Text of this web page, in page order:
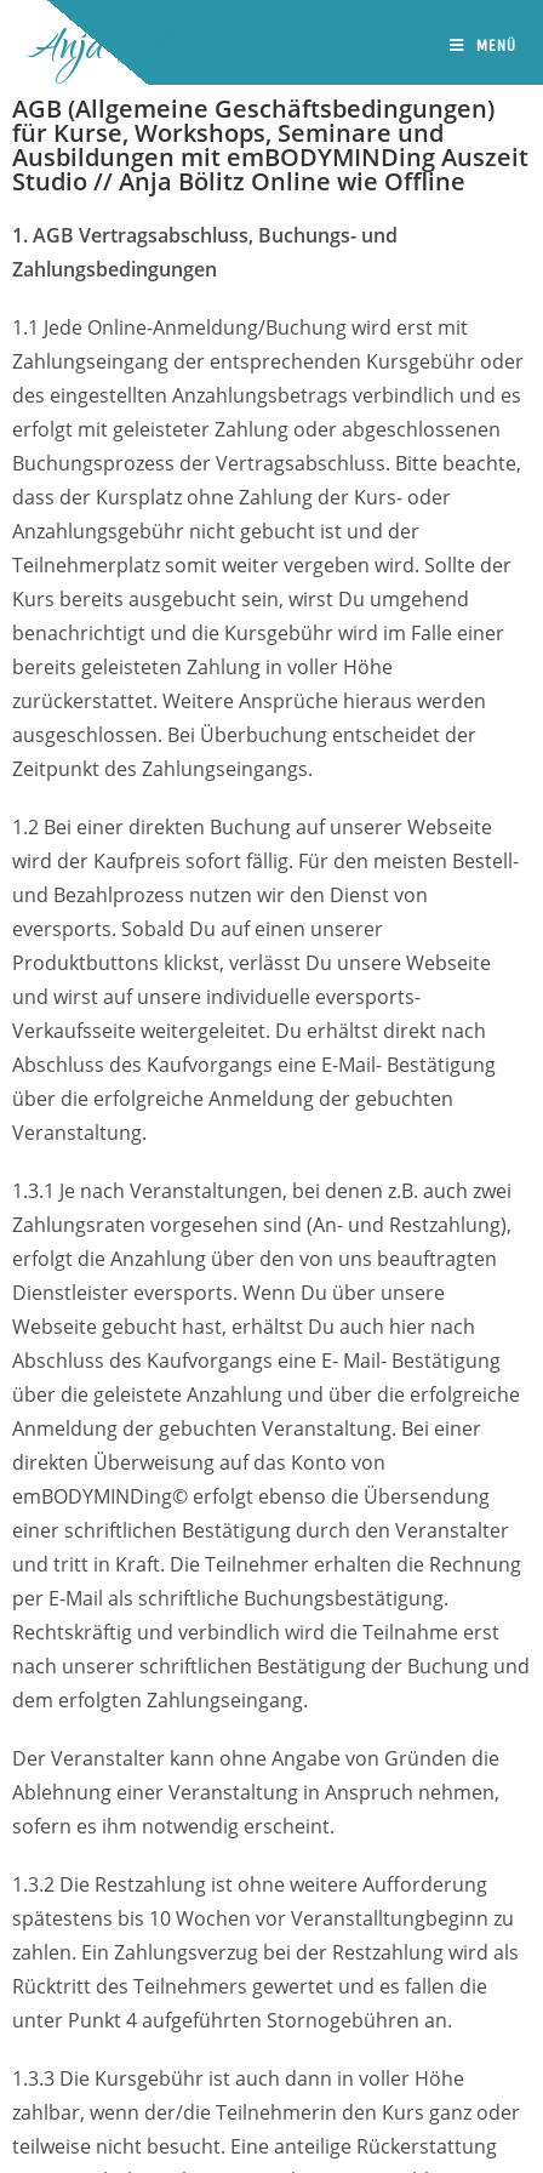
Anja Bölitz MENÜ
AGB (Allgemeine Geschäftsbedingungen)
für Kurse, Workshops, Seminare und
Ausbildungen mit emBODYMINDing Auszeit
Studio // Anja Bölitz Online wie Offline​
1. AGB Vertragsabschluss, Buchungs- und
Zahlungsbedingungen
1.1 Jede Online-Anmeldung/Buchung wird erst mit
Zahlungseingang der entsprechenden Kursgebühr oder
des eingestellten Anzahlungsbetrags verbindlich und es
erfolgt mit geleisteter Zahlung oder abgeschlossenen
Buchungsprozess der Vertragsabschluss. Bitte beachte,
dass der Kursplatz ohne Zahlung der Kurs- oder
Anzahlungsgebühr nicht gebucht ist und der
Teilnehmerplatz somit weiter vergeben wird. Sollte der
Kurs bereits ausgebucht sein, wirst Du umgehend
benachrichtigt und die Kursgebühr wird im Falle einer
bereits geleisteten Zahlung in voller Höhe
zurückerstattet. Weitere Ansprüche hieraus werden
ausgeschlossen. Bei Überbuchung entscheidet der
Zeitpunkt des Zahlungseingangs.
1.2 Bei einer direkten Buchung auf unserer Webseite
wird der Kaufpreis sofort fällig. Für den meisten Bestell-
und Bezahlprozess nutzen wir den Dienst von
eversports. Sobald Du auf einen unserer
Produktbuttons klickst, verlässt Du unsere Webseite
und wirst auf unsere individuelle eversports-
Verkaufsseite weitergeleitet. Du erhältst direkt nach
Abschluss des Kaufvorgangs eine E-Mail- Bestätigung
über die erfolgreiche Anmeldung der gebuchten
Veranstaltung.
1.3.1 Je nach Veranstaltungen, bei denen z.B. auch zwei
Zahlungsraten vorgesehen sind (An- und Restzahlung),
erfolgt die Anzahlung über den von uns beauftragten
Dienstleister eversports. Wenn Du über unsere
Webseite gebucht hast, erhältst Du auch hier nach
Abschluss des Kaufvorgangs eine E- Mail- Bestätigung
über die geleistete Anzahlung und über die erfolgreiche
Anmeldung der gebuchten Veranstaltung. Bei einer
direkten Überweisung auf das Konto von
emBODYMINDing© erfolgt ebenso die Übersendung
einer schriftlichen Bestätigung durch den Veranstalter
und tritt in Kraft. Die Teilnehmer erhalten die Rechnung
per E-Mail als schriftliche Buchungsbestätigung.
Rechtskräftig und verbindlich wird die Teilnahme erst
nach unserer schriftlichen Bestätigung der Buchung und
dem erfolgten Zahlungseingang.
Der Veranstalter kann ohne Angabe von Gründen die
Ablehnung einer Veranstaltung in Anspruch nehmen,
sofern es ihm notwendig erscheint.
1.3.2 Die Restzahlung ist ohne weitere Aufforderung
spätestens bis 10 Wochen vor Veranstalltungbeginn zu
zahlen. Ein Zahlungsverzug bei der Restzahlung wird als
Rücktritt des Teilnehmers gewertet und es fallen die
unter Punkt 4 aufgeführten Stornogebühren an.
1.3.3 Die Kursgebühr ist auch dann in voller Höhe
zahlbar, wenn der/die Teilnehmerin den Kurs ganz oder
teilweise nicht besucht. Eine anteilige Rückerstattung